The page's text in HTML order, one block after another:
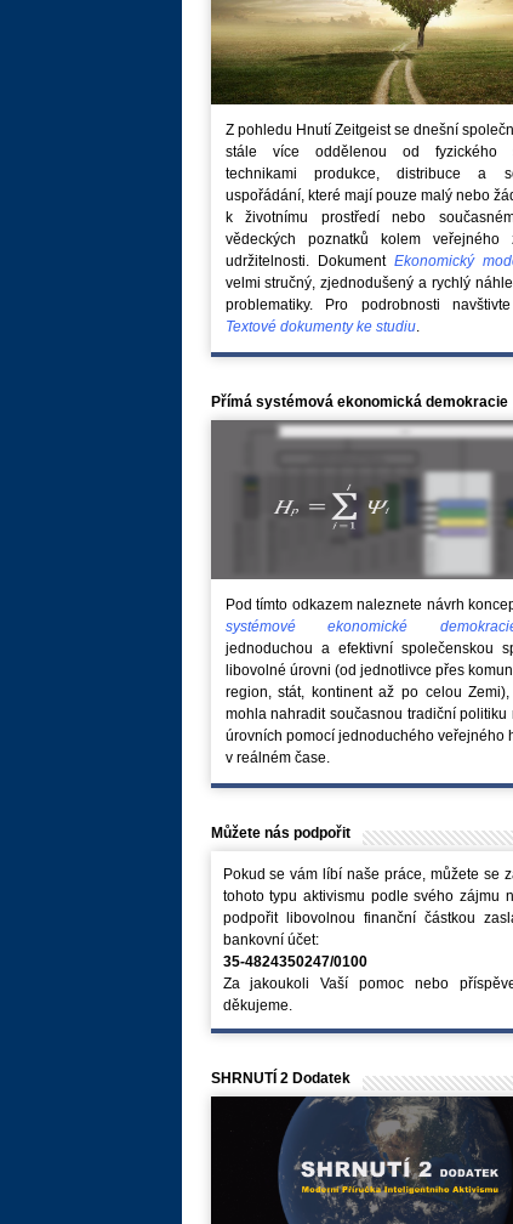
Z pohledu Hnutí Zeitgeist se dnešní
stále více oddělenou od fyzického
technikami produkce, distribuce a
uspořádání, které mají pouze malý nebo
k životnímu prostředí nebo
vědeckých poznatků kolem veřejného
udržitelnosti. Dokument Ekonomický
velmi stručný, zjednodušený a rychlý
problematiky. Pro podrobnosti
Textové dokumenty ke studiu.
Přímá systémová ekonomická demokracie
Pod tímto odkazem naleznete návrh
systémové ekonomické
jednoduchou a efektivní společenskou
libovolné úrovni (od jednotlivce přes
region, stát, kontinent až po celou
mohla nahradit současnou tradiční politiku
úrovních pomocí jednoduchého veřejného
v reálném čase.
Můžete nás podpořit
Pokud se vám líbí naše práce, můžete se
tohoto typu aktivismu podle svého zájmu
podpořit libovolnou finanční částkou
bankovní účet:
35-4824350247/0100
Za jakoukoli Vaší pomoc nebo
děkujeme.
SHRNUTÍ 2 Dodatek